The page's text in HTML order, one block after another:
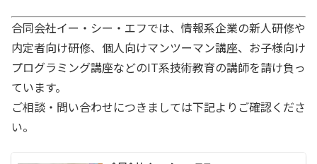
合同会社イー・シー・エフでは、情報系企業の新人研修や
内定者向け研修、個人向けマンツーマン講座、お子様向け
プログラミング講座などのIT系技術教育の講師を請け負っ
ています。
ご相談・問い合わせにつきましては下記よりご確認くださ
い。